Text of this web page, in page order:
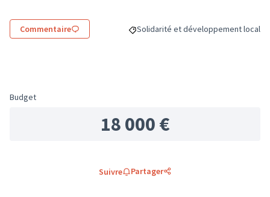
Commentaire Filtrer les résultats de la catégorie
Solidarité et développement local
Budget
18 000 €
Suivre Partager